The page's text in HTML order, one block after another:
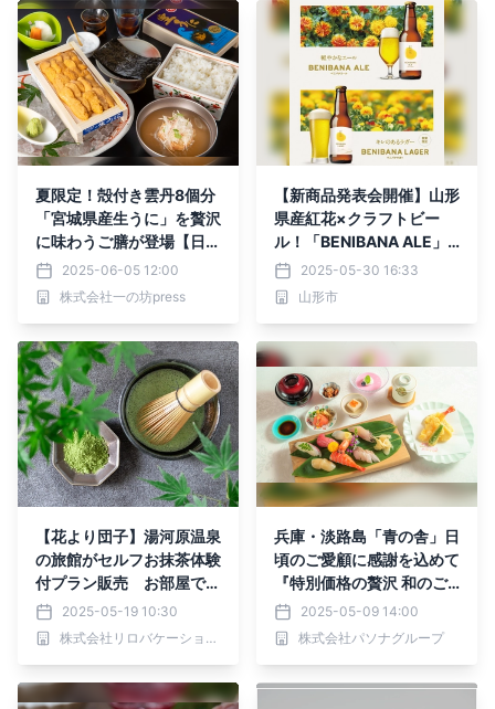
夏限定！殻付き雲丹8個分
「宮城県産生うに」を贅沢
に味わうご膳が登場【日本
三景・松島ランチ】
2025-06-05 12:00
株式会社一の坊press
【新商品発表会開催】山形
県産紅花×クラフトビー
ル！「BENIBANA ALE」
「BENIBANA LAGER」誕
生
2025-05-30 16:33
山形市
【花より団子】湯河原温泉
の旅館がセルフお抹茶体験
付プラン販売 お部屋での
んびり和の寛ぎを｜2025
年5月29日～7月18日まで
2025-05-19 10:30
株式会社リロバケーションズ
兵庫・淡路島「青の舎」日
頃のご愛顧に感謝を込めて
『特別価格の贅沢 和のご
馳走キャンペーン』5月9
日より提供開始
2025-05-09 14:00
株式会社パソナグループ